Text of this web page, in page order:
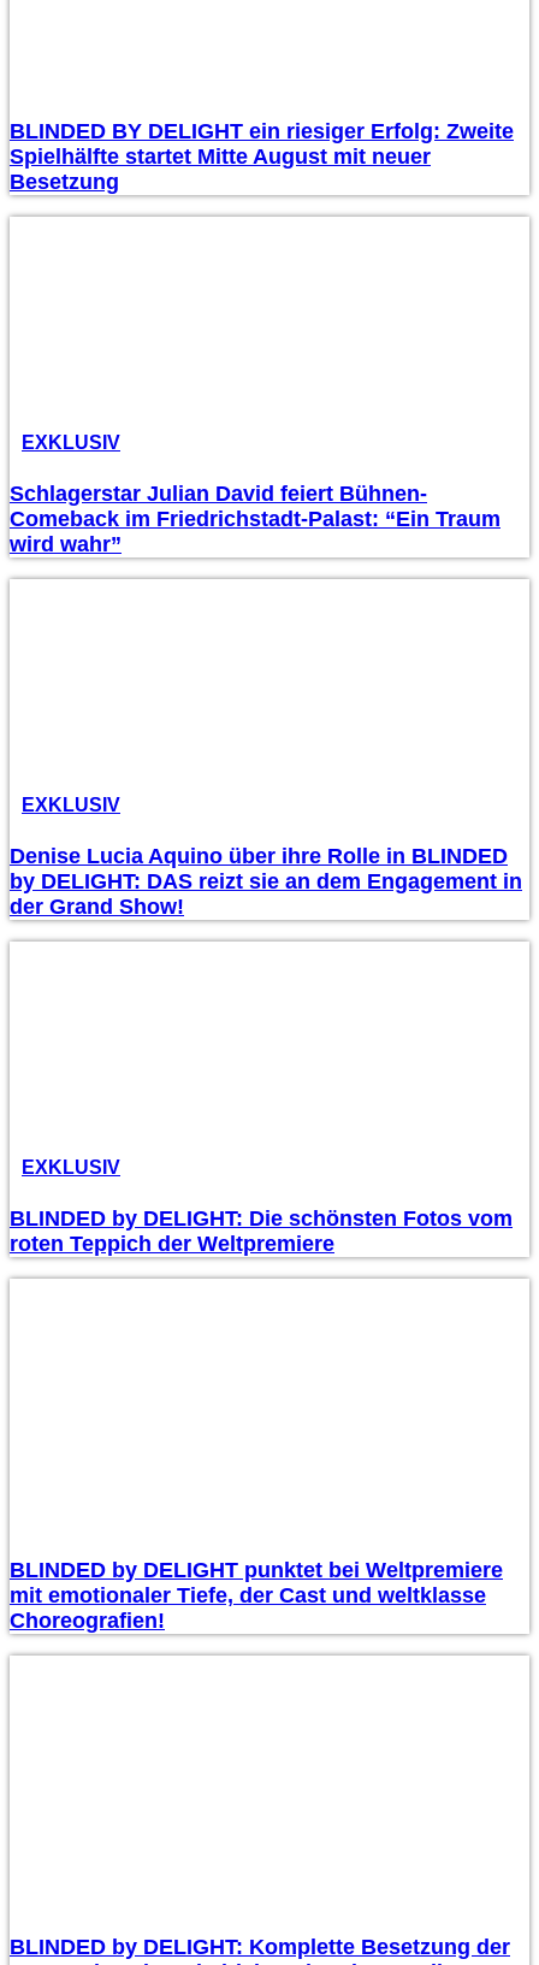
BLINDED BY DELIGHT ein riesiger Erfolg: Zweite
Spielhälfte startet Mitte August mit neuer
Besetzung
EXKLUSIV
Schlagerstar Julian David feiert Bühnen-
Comeback im Friedrichstadt-Palast: “Ein Traum
wird wahr”
EXKLUSIV
Denise Lucia Aquino über ihre Rolle in BLINDED
by DELIGHT: DAS reizt sie an dem Engagement in
der Grand Show!
EXKLUSIV
BLINDED by DELIGHT: Die schönsten Fotos vom
roten Teppich der Weltpremiere
BLINDED by DELIGHT punktet bei Weltpremiere
mit emotionaler Tiefe, der Cast und weltklasse
Choreografien!
BLINDED by DELIGHT: Komplette Besetzung der